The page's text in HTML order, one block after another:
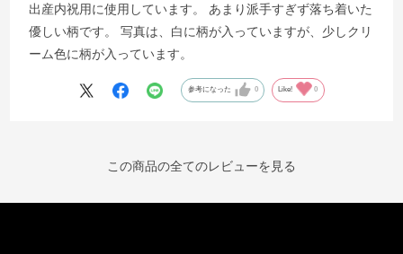
出産内祝用に使用しています。 あまり派手すぎず落ち着いた
優しい柄です。 写真は、白に柄が入っていますが、少しクリ
ーム色に柄が入っています。
参考になった 0 Like! 0
この商品の全てのレビューを見る